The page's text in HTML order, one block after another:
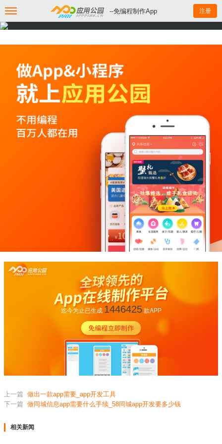
--免编程制作App 注册
迄今为止已生成 1446425款APP
上一篇 做出一款app需要_app开发工具
下一篇 做同城信息app需要什么手续_58同城app开发要多少钱
相关新闻